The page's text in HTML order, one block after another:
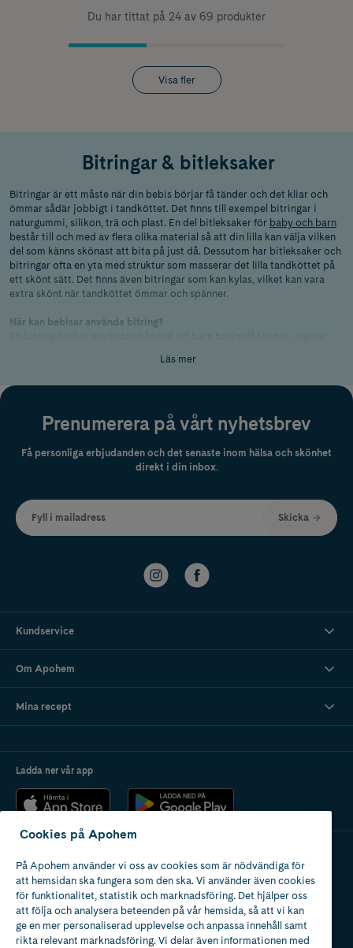
Du har tittat på 24 av 69 produkter
Visa fler
Bitringar & bitleksaker
Bitringar är ett måste när din bebis börjar få tänder och det kliar och
ömmar sådär jobbigt i tandköttet. Det finns till exempel bitringar i
naturgummi, silikon, trä och plast. En del bitleksaker för baby och barn
består till och med av flera olika material så att din lilla kan välja vilken
del som känns skönast att bita på just då. Dessutom har bitleksaker och
bitringar ofta en yta med struktur som masserar det lilla tandköttet på
ett skönt sätt. Det finns även bitringar som kan kylas, vilket kan vara
extra skönt när tandköttet ömmar och spänner.
När kan bebisar använda bitring?
kan även ge din baby en bitring tidigare än så eftersom det kan bli en
Här hittar du bitringar och bitleksaker för bebisar och små barn. Välj
bland flera olika sorters material, storlekar och söta figurer såsom
bitringar eller favoriter frånBIBS,Twistshake, frida babyoch andra
Läs mer
Prenumerera på vårt nyhetsbrev
Få personliga erbjudanden och det senaste inom hälsa och skönhet
direkt i din inbox.
Fyll i mailadress Skicka
Kundservice
Om Apohem
Mina recept
Ladda ner vår app
Apotek med tillstånd
av Läkemedelsverket
Cookies på Apohem
På Apohem använder vi oss av cookies som är nödvändiga för
att hemsidan ska fungera som den ska. Vi använder även cookies
för funktionalitet, statistik och marknadsföring. Det hjälper oss
att följa och analysera beteenden på vår hemsida, så att vi kan
ge en mer personaliserad upplevelse och anpassa innehåll samt
rikta relevant marknadsföring. Vi delar även informationen med